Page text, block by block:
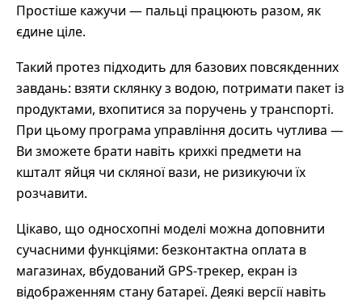
Простіше кажучи — пальці працюють разом, як
єдине ціле.
Такий протез підходить для базових повсякденних
завдань: взяти склянку з водою, потримати пакет із
продуктами, вхопитися за поручень у транспорті.
При цьому програма управління досить чутлива —
Ви зможете брати навіть крихкі предмети на
кшталт яйця чи скляної вази, не ризикуючи їх
розчавити.
Цікаво, що односхопні моделі можна доповнити
сучасними функціями: безконтактна оплата в
магазинах, вбудований GPS-трекер, екран із
відображенням стану батареї. Деякі версії навіть